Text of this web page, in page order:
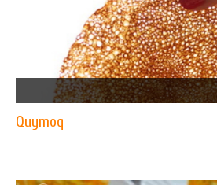
Quymoq